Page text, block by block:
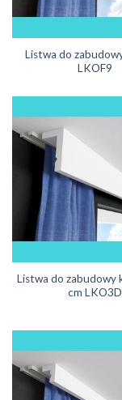
Listwa do
LKOF9
Listwa do zabudowy
cm LKO3D